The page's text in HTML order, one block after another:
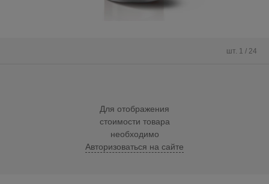
шт. 1 / 24
Для отображения
стоимости товара
необходимо
Авторизоваться на сайте